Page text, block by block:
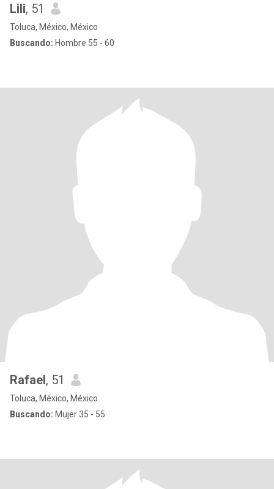
Lili, 51
Toluca, México, México
Buscando: Hombre 55 - 60
Rafael, 51
Toluca, México, México
Buscando: Mujer 35 - 55